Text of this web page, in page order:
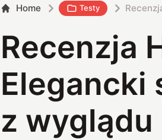
Home Testy
Recenzja
Elegancki
z wyglądu